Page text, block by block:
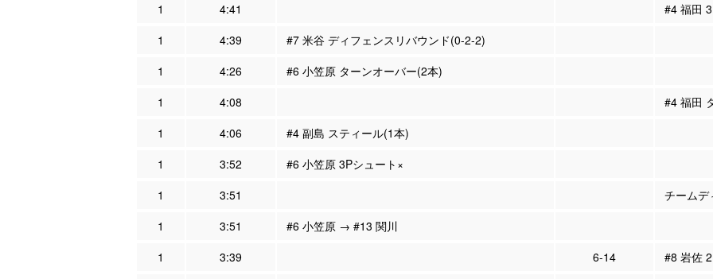
1
4:41
#4 福田
1
4:39
#7 米谷 ディフェンスリバウンド(0-2-2)
1
4:26
#6 小笠原 ターンオーバー(2本)
1
4:08
#4 福田
1
4:06
#4 副島 スティール(1本)
1
3:52
#6 小笠原 3Pシュート×
1
3:51
チームデ
1
3:51
#6 小笠原 → #13 関川
1
3:39 6-14 #8 岩佐